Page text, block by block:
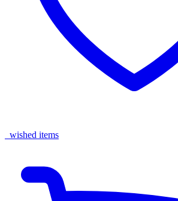
wished items